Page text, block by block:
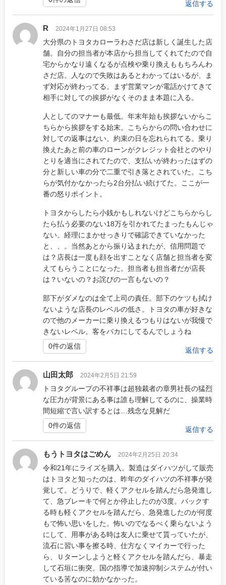
返信する
R 2024年1月27日 08:53
大分県のトヨタカローラわさだ店は新しく誕生した店
舗。自分の担当者が本店から担当してくれてたので自
宅からかなり遠くなるが点検や乗り換えももちろんわ
さだ店。人なので失敗はあるとわかってはいるが、ま
ず対応が終わってる。まず営業マンが電話かけてきて
相手に対しての挨拶がなくそのまま本題に入る。
人としてのマナーも最低。年末年始も挨拶ないからこ
ちらから挨拶をする始末。こちらからの問い合わせに
対しての返事はない。約束の日を忘れられてる。乗り
換えたあと前の車のローンがクレジット会社とのやり
とりを適当にされてたので、支払いが終わったはずの
分と新しい車の分で二重で引き落とされていた。こち
らが気付かなかったら2台分払い続けてた。ここが一
番の怒りポイント。
トヨタからしたら小銭かもしれないけどこちらからし
たら払う必要のない18万を引かれてたまったもんじゃ
ない。経理にまかせっきりで確認できていなかった
と、、。当然あとから振り込まれたが、信用問題で
は？店長は一度も顔を出すことなく店舗と担当者を変
えてもらうことになった。担当者も担当者だが店長
は？いないの？お詫びの一言もないの？
部下がダメなのは全て上司の責任。部下のケツも拭け
ないような店長のレベルの低さ。トヨタの車が好きな
ので他のメーカーに乗り換えるつもりはないが我慢で
きないレベル。客をバカにしてるんでしょうね
返信する
0件の返信
山田太郎 2024年2月5日 21:59
トヨタグループの不祥事は超独裁者の章男社長の猛烈
な圧力が背景にある事は誰も理解してるのに、操業時
間短縮で言い訳するとは…残念な見解だ
返信する
0件の返信
もうトヨタはごめん 2024年2月25日 20:34
令和21年にライズを購入。製造はダイハツがして販売
はトヨタと知ったのは、昨年のダイハツの不祥事が発
覚して。どうりで、軽くアクセルを踏んだら急発進し
て、急ブレーキで何とか停止したのが3度。バックす
る時も軽くアクセルを踏んだら、急発進したのが何度
もで怖い思いをした。怖いのでなるべく乗らないよう
にして、用事がある時は友人に乗せて貰っていたが、
流石に習い事を擦る時、仕方なくマイカーで行った
ら、Ｕターンしようと軽くアクセルを踏んだら、暴走
して石垣に衝突。国の指導で加速抑制システムが付い
ている筈なのに効かなかった。